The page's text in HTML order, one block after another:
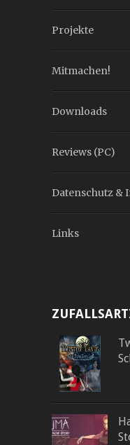
Projekte
Mitmachen!
Downloads
Reviews (PC)
Datenschutz &
Links